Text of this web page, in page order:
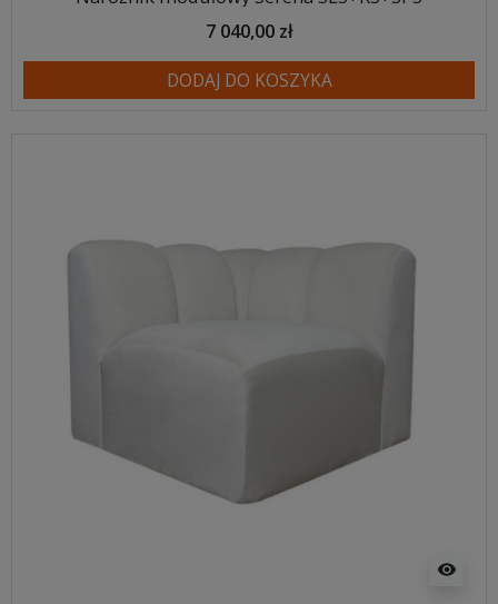
7 040,00 zł
DODAJ DO KOSZYKA
visibility